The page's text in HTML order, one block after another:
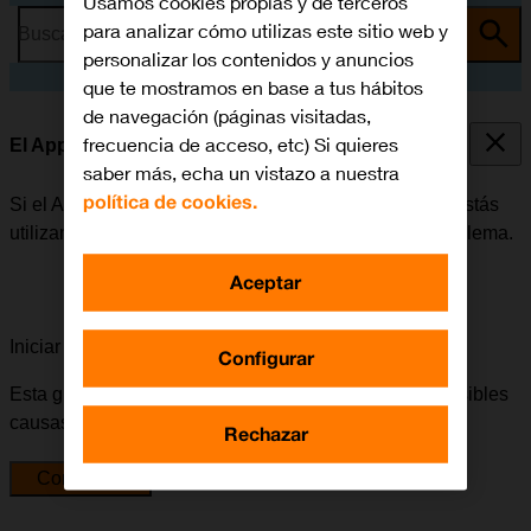
Busca por problema o tema
El Apple Watch no registra mi actividad
Si el Apple Watch no registra tu actividad mientras lo estás
utilizando, puede haber varias causas posibles al problema.
Iniciar la guía para solucionar tu problema
Esta guía te va a conducir a través de una serie de posibles
causas y soluciones al problema.
Comenzar
para analizar cómo utilizas este sitio web y
personalizar los contenidos y anuncios
que te mostramos en base a tus hábitos
de navegación (páginas visitadas,
frecuencia de acceso, etc) Si quieres
saber más, echa un vistazo a nuestra
política de cookies.
Configurar
Rechazar
Aceptar